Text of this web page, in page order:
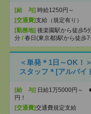
[給 与] 時給1250円～
[交通費]支給（規定有り）
[勤務地] 後楽園駅から徒歩5
分 / 春日(東京都)駅から徒歩
＜単発＊1日～OK！
スタッフ＊[アルバイ
[給 与] 日給1万5000円～
円！
[交通費]交通費規定支給